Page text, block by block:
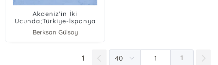
Akdeniz'in İki
Ucunda;Türkiye-İspanya
İlişkileri (1923-1960)
Berksan Gülsoy
1 1